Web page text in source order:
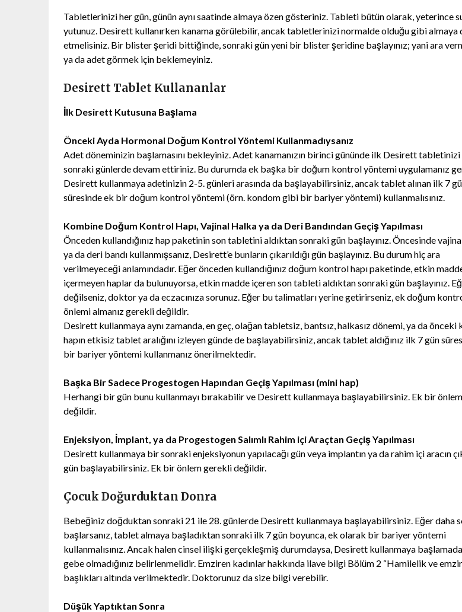
Tabletlerinizi her gün, günün aynı saatinde almaya özen gösteriniz. Tableti bütün olarak, yeterince
yutunuz. Desirett kullanırken kanama görülebilir, ancak tabletlerinizi normalde olduğu gibi almaya
etmelisiniz. Bir blister şeridi bittiğinde, sonraki gün yeni bir blister şeridine başlayınız; yani ara
ya da adet görmek için beklemeyiniz.
Desirett Tablet Kullananlar
İlk Desirett Kutusuna Başlama
Önceki Ayda Hormonal Doğum Kontrol Yöntemi Kullanmadıysanız
Adet döneminizin başlamasını bekleyiniz. Adet kanamanızın birinci gününde ilk Desirett tabletinizi
sonraki günlerde devam ettiriniz. Bu durumda ek başka bir doğum kontrol yöntemi uygulamanız
Desirett kullanmaya adetinizin 2-5. günleri arasında da başlayabilirsiniz, ancak tablet alınan ilk 7
süresinde ek bir doğum kontrol yöntemi (örn. kondom gibi bir bariyer yöntemi) kullanmalısınız.
Kombine Doğum Kontrol Hapı, Vajinal Halka ya da Deri Bandından Geçiş Yapılması
Önceden kullandığınız hap paketinin son tabletini aldıktan sonraki gün başlayınız. Öncesinde
ya da deri bandı kullanmışsanız, Desirett’e bunların çıkarıldığı gün başlayınız. Bu durum hiç ara
verilmeyeceği anlamındadır. Eğer önceden kullandığınız doğum kontrol hapı paketinde, etkin
içermeyen haplar da bulunuyorsa, etkin madde içeren son tableti aldıktan sonraki gün başlayınız.
değilseniz, doktor ya da eczacınıza sorunuz. Eğer bu talimatları yerine getirirseniz, ek doğum
önlemi almanız gerekli değildir.
Desirett kullanmaya aynı zamanda, en geç, olağan tabletsiz, bantsız, halkasız dönemi, ya da önceki
hapın etkisiz tablet aralığını izleyen günde de başlayabilirsiniz, ancak tablet aldığınız ilk 7 gün
bir bariyer yöntemi kullanmanız önerilmektedir.
Başka Bir Sadece Progestogen Hapından Geçiş Yapılması (mini hap)
Herhangi bir gün bunu kullanmayı bırakabilir ve Desirett kullanmaya başlayabilirsiniz. Ek bir
değildir.
Enjeksiyon, İmplant, ya da Progestogen Salımlı Rahim içi Araçtan Geçiş Yapılması
Desirett kullanmaya bir sonraki enjeksiyonun yapılacağı gün veya implantın ya da rahim içi aracın
gün başlayabilirsiniz. Ek bir önlem gerekli değildir.
Çocuk Doğurduktan Donra
Bebeğiniz doğduktan sonraki 21 ile 28. günlerde Desirett kullanmaya başlayabilirsiniz. Eğer daha
başlarsanız, tablet almaya başladıktan sonraki ilk 7 gün boyunca, ek olarak bir bariyer yöntemi
kullanmalısınız. Ancak halen cinsel ilişki gerçekleşmiş durumdaysa, Desirett kullanmaya
gebe olmadığınız belirlenmelidir. Emziren kadınlar hakkında ilave bilgi Bölüm 2 “Hamilelik ve
başlıkları altında verilmektedir. Doktorunuz da size bilgi verebilir.
Düşük Yaptıktan Sonra